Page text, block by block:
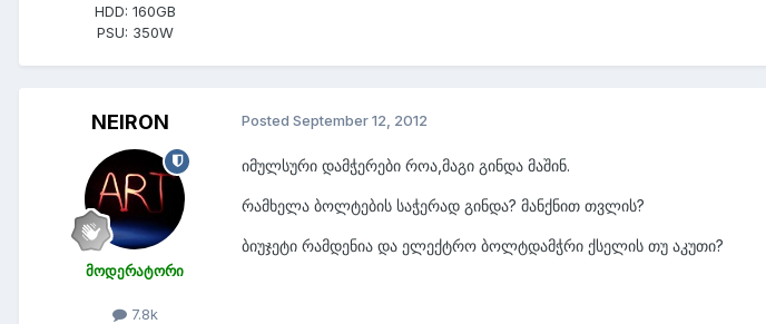
HDD: 160GB
PSU: 350W
NEIRON
მოდერატორი
7.8k
Posted September 12, 2012
იმულსური დამჭერები როა,მაგი გინდა მაშინ.
რამხელა ბოლტების საჭერად გინდა? მანქნით თვლის?
ბიუჯეტი რამდენია და ელექტრო ბოლტდამჭრი ქსელის თუ აკუთი?